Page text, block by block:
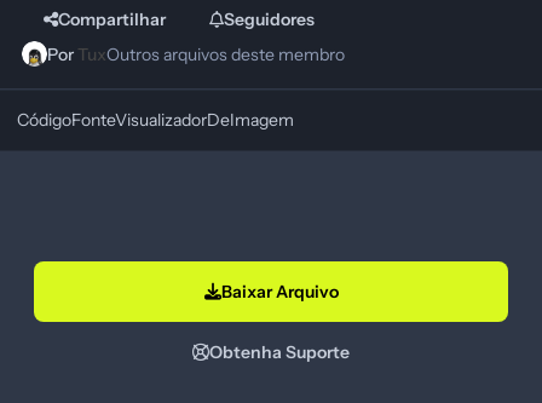
Compartilhar
Seguidores
Por TuxOutros arquivos deste membro
CódigoFonteVisualizadorDeImagem
Baixar Arquivo
Obtenha Suporte